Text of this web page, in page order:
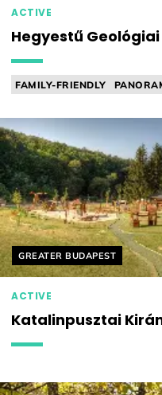
ACTIVE
Hegyestű
FAMILY-FRIENDLY
Helyszín címkék:
GREATER BUDAPEST
ACTIVE
Katalinpusztai